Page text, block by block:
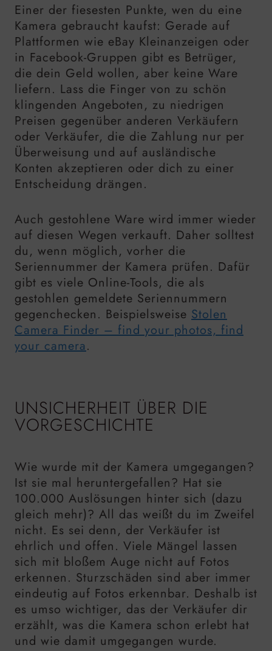
Einer der fiesesten Punkte, wen du eine
Kamera gebraucht kaufst: Gerade auf
Plattformen wie eBay Kleinanzeigen oder
in Facebook-Gruppen gibt es Betrüger,
die dein Geld wollen, aber keine Ware
liefern. Lass die Finger von zu schön
klingenden Angeboten, zu niedrigen
Preisen gegenüber anderen Verkäufern
oder Verkäufer, die die Zahlung nur per
Überweisung und auf ausländische
Konten akzeptieren oder dich zu einer
Entscheidung drängen.
Auch gestohlene Ware wird immer wieder
auf diesen Wegen verkauft. Daher solltest
du, wenn möglich, vorher die
Seriennummer der Kamera prüfen. Dafür
gibt es viele Online-Tools, die als
gestohlen gemeldete Seriennummern
gegenchecken. Beispielsweise Stolen
Camera Finder – find your photos, find
your camera.
UNSICHERHEIT ÜBER DIE
VORGESCHICHTE
Wie wurde mit der Kamera umgegangen?
Ist sie mal heruntergefallen? Hat sie
100.000 Auslösungen hinter sich (dazu
gleich mehr)? All das weißt du im Zweifel
nicht. Es sei denn, der Verkäufer ist
ehrlich und offen. Viele Mängel lassen
sich mit bloßem Auge nicht auf Fotos
erkennen. Sturzschäden sind aber immer
eindeutig auf Fotos erkennbar. Deshalb ist
es umso wichtiger, das der Verkäufer dir
erzählt, was die Kamera schon erlebt hat
und wie damit umgegangen wurde.